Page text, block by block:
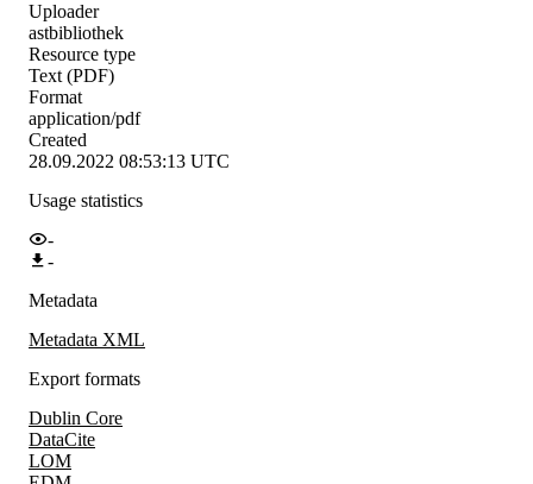
Uploader
astbibliothek
Resource type
Text (PDF)
Format
application/pdf
Created
28.09.2022 08:53:13 UTC
Usage statistics
-
-
Metadata
Metadata XML
Export formats
Dublin Core
DataCite
LOM